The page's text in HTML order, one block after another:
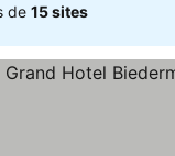
de 15 sites